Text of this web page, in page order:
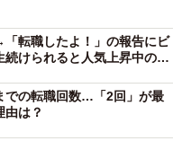
転職したよ！」の報告にビ
けられると人気上昇中の職
での転職回数…「2回」が最
は？